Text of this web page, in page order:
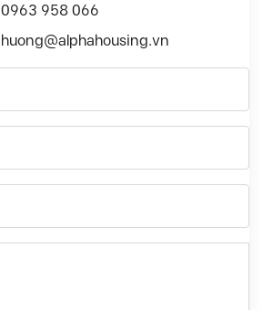
0963 958 066
huong@alphahousing.vn